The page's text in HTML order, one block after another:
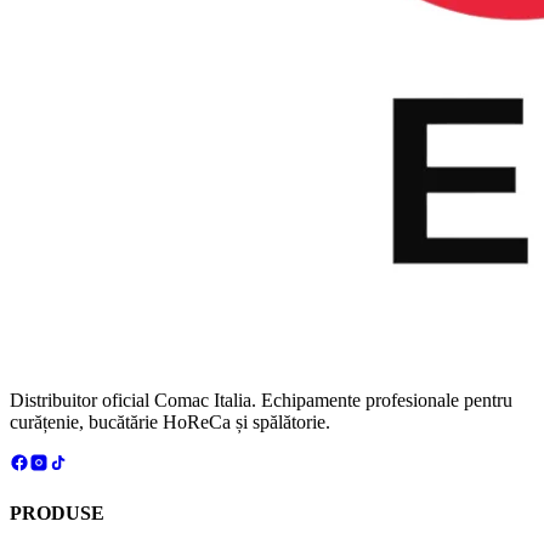
Distribuitor oficial Comac Italia. Echipamente profesionale pentru
curățenie, bucătărie HoReCa și spălătorie.
PRODUSE